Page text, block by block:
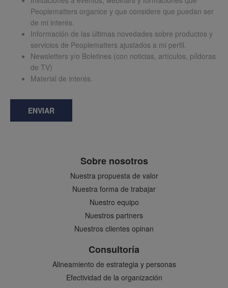
Peoplematters organice y que considere que puedan ser
de mi interés.
Información de las últimas novedades sobre productos y
servicios de Peoplematters ajustados a mi perfil.
Newsletters y/o Boletines (con noticias, artículos, píldoras
de TV)
Material de interés.
ENVIAR
Sobre nosotros
Nuestra propuesta de valor
Nuestra forma de trabajar
Nuestro equipo
Nuestros partners
Nuestros clientes opinan
Consultoría
Alineamiento de estrategia y personas
Efectividad de la organización